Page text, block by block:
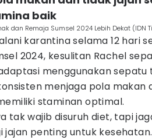
baik
dan Remaja Sumsel 2024 Lebih Dekat (IDN
karantina selama 12 hari
2024, kesulitan Rachel
menggunakan
menjaga pola
staminan optimal.
tak wajib disuruh diet, tapi
jajan penting untuk